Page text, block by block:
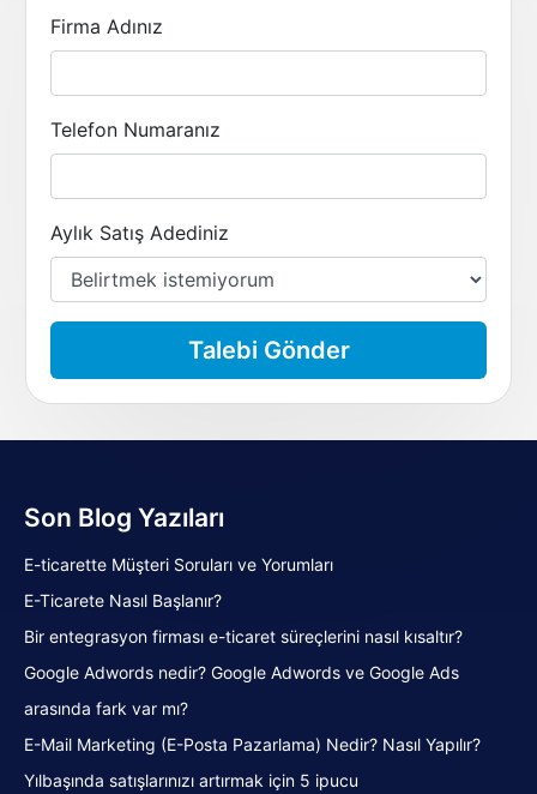
Firma Adınız
Telefon Numaranız
Aylık Satış Adediniz
Talebi Gönder
Son Blog Yazıları
E-ticarette Müşteri Soruları ve Yorumları
E-Ticarete Nasıl Başlanır?
Bir entegrasyon firması e-ticaret süreçlerini nasıl kısaltır?
Google Adwords nedir? Google Adwords ve Google Ads
arasında fark var mı?
E-Mail Marketing (E-Posta Pazarlama) Nedir? Nasıl Yapılır?
Yılbaşında satışlarınızı artırmak için 5 ipucu